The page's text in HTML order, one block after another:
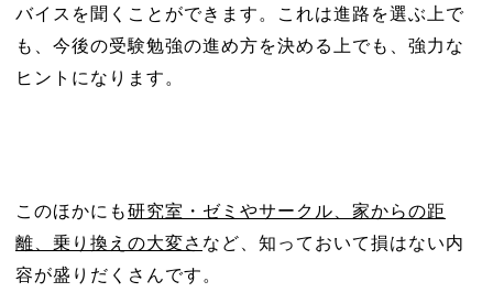
バイスを聞くことができます。これは進路を選ぶ上で
も、今後の受験勉強の進め方を決める上でも、強力な
ヒントになります。
このほかにも研究室・ゼミやサークル、家からの距
離、乗り換えの大変さ など、知っておいて損はない内
容が盛りだくさんです。